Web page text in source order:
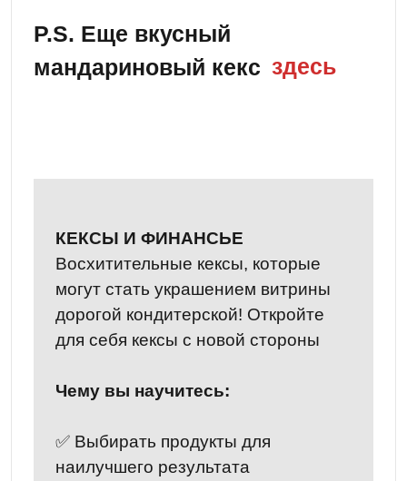
P.S. Еще вкусный
мандариновый кекс здесь
КЕКСЫ И ФИНАНСЬЕ
Восхитительные кексы, которые
могут стать украшением витрины
дорогой кондитерской! Откройте
для себя кексы с новой стороны
Чему вы научитесь:
✅ Выбирать продукты для
наилучшего результата